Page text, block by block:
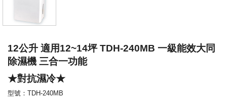
12公升 適用12~14坪 TDH-240MB 一級能效大同
除濕機 三合一功能
★對抗濕冷★
型號：TDH-240MB